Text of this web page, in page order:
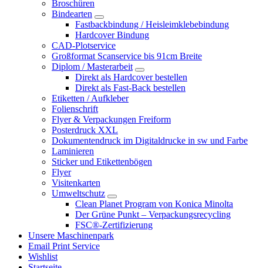
Broschüren
Bindearten
Fastbackbindung / Heisleimklebebindung
Hardcover Bindung
CAD-Plotservice
Großformat Scanservice bis 91cm Breite
Diplom / Masterarbeit
Direkt als Hardcover bestellen
Direkt als Fast-Back bestellen
Etiketten / Aufkleber
Folienschrift
Flyer & Verpackungen Freiform
Posterdruck XXL
Dokumentendruck im Digitaldrucke in sw und Farbe
Laminieren
Sticker und Etikettenbögen
Flyer
Visitenkarten
Umweltschutz
Clean Planet Program von Konica Minolta
Der Grüne Punkt – Verpackungsrecycling
FSC®-Zertifizierung
Unsere Maschinenpark
Email Print Service
Wishlist